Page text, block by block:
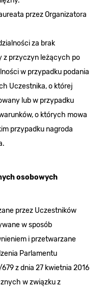
przez Organizatora
za brak
z przyczyn leżących po
w przypadku podania
Uczestnika, o której
lub w przypadku
o których mowa
przypadku nagroda
osobowych
przez Uczestników
w sposób
i przetwarzane
Parlamentu
z dnia 27 kwietnia 2016
w związku z